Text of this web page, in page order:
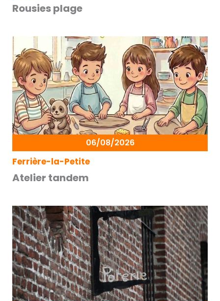
Rousies plage
06/08/2026
Ferrière-la-Petite
Atelier tandem